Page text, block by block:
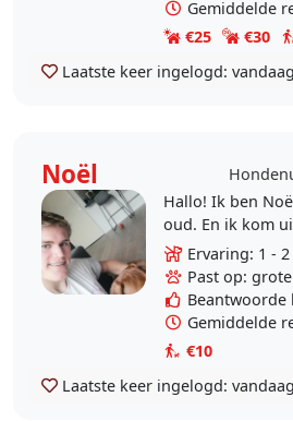
Gemiddelde
€25
€30
Laatste keer ingelogd: vandaag
Noël
Hallo! Ik ben Noël en ben 20 jaar
oud. En ik kom
zou het super
met jouw hond
lopen of even..
Ervaring: 1 - 2
Past op:
Beantwoorde
Gemiddelde
€10
Laatste keer ingelogd: vandaag